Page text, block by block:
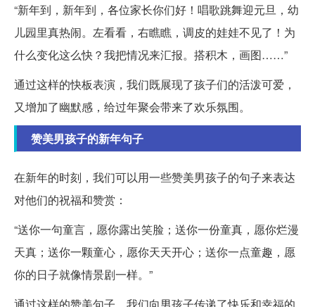
“新年到，新年到，各位家长你们好！唱歌跳舞迎元旦，幼
儿园里真热闹。左看看，右瞧瞧，调皮的娃娃不见了！为
什么变化这么快？我把情况来汇报。搭积木，画图……”
通过这样的快板表演，我们既展现了孩子们的活泼可爱，
又增加了幽默感，给过年聚会带来了欢乐氛围。
赞美男孩子的新年句子
在新年的时刻，我们可以用一些赞美男孩子的句子来表达
对他们的祝福和赞赏：
“送你一句童言，愿你露出笑脸；送你一份童真，愿你烂漫
天真；送你一颗童心，愿你天天开心；送你一点童趣，愿
你的日子就像情景剧一样。”
通过这样的赞美句子，我们向男孩子传递了快乐和幸福的